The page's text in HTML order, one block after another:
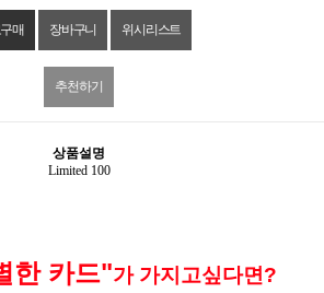
위시리스트
추천하기
상품설명
Limited 100
한 카드"가 가지고싶다면?